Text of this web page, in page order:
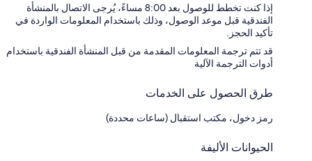
إذا كنت تخطط للوصول بعد 8:00 مساءً، يُرجى الاتصال بالمنشأة
الفندقية قبل موعد الوصول، وذلك باستخدام المعلومات الواردة في
تأكيد الحجز.
قد تتم ترجمة المعلومات المقدمة من قبل المنشأة الفندقية باستخدام
أدوات الترجمة الآلية
طرق الحصول على الخدمات
رمز دخول، مكتب استقبال (ساعات محددة)
الحيوانات الأليفة